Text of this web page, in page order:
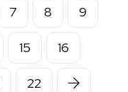
7 8 9
15 16
22